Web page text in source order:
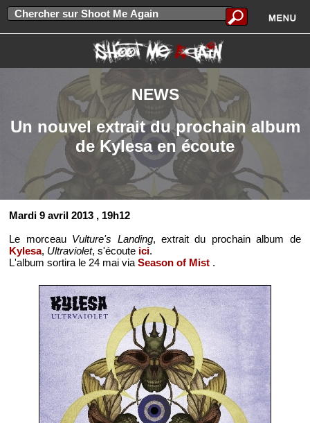
NEWS
Un nouvel extrait du prochain album
de Kylesa en écoute
Mardi 9 avril 2013 , 19h12
Le morceau Vulture's Landing, extrait du prochain album de
Kylesa, Ultraviolet, s'écoute ici.
L'album sortira le 24 mai viaSeason of Mist .